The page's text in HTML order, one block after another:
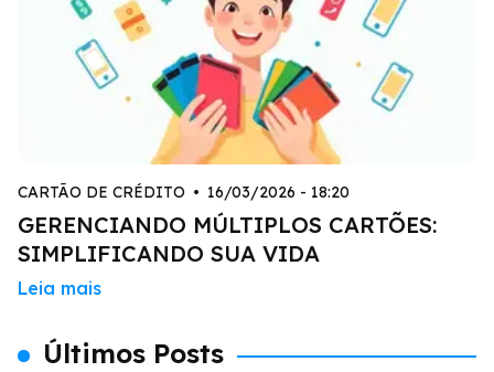
CARTÃO DE CRÉDITO • 16/03/2026 - 18:20
GERENCIANDO MÚLTIPLOS CARTÕES:
SIMPLIFICANDO SUA VIDA
Leia mais
Últimos Posts